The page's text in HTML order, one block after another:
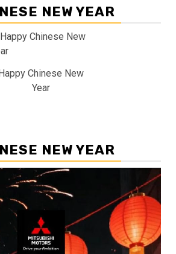
NEW YEAR
Happy Chinese New
Year
NEW YEAR